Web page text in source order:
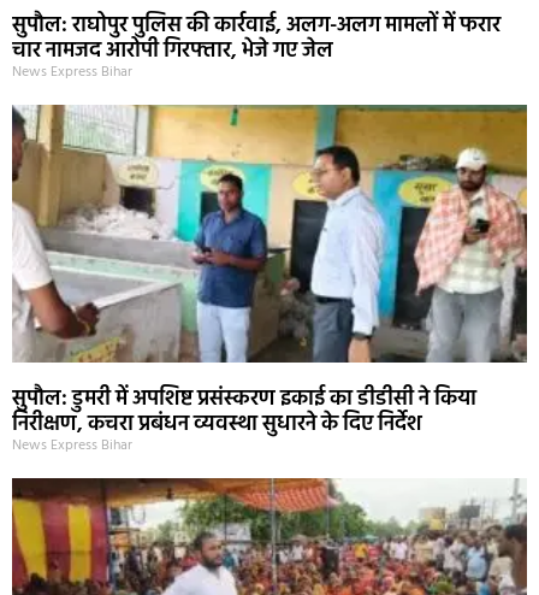
सुपौल: राघोपुर पुलिस की कार्रवाई, अलग-अलग मामलों में फरार
चार नामजद आरोपी गिरफ्तार, भेजे गए जेल
News Express Bihar
सुपौल: डुमरी में अपशिष्ट प्रसंस्करण इकाई का डीडीसी ने किया
निरीक्षण, कचरा प्रबंधन व्यवस्था सुधारने के दिए निर्देश
News Express Bihar